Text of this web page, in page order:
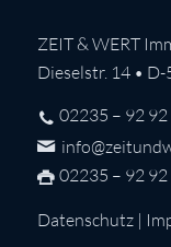
ZEIT & WERT
Dieselstr. 14 •
02235 – 92 92
02235 – 92 92
Datenschutz|